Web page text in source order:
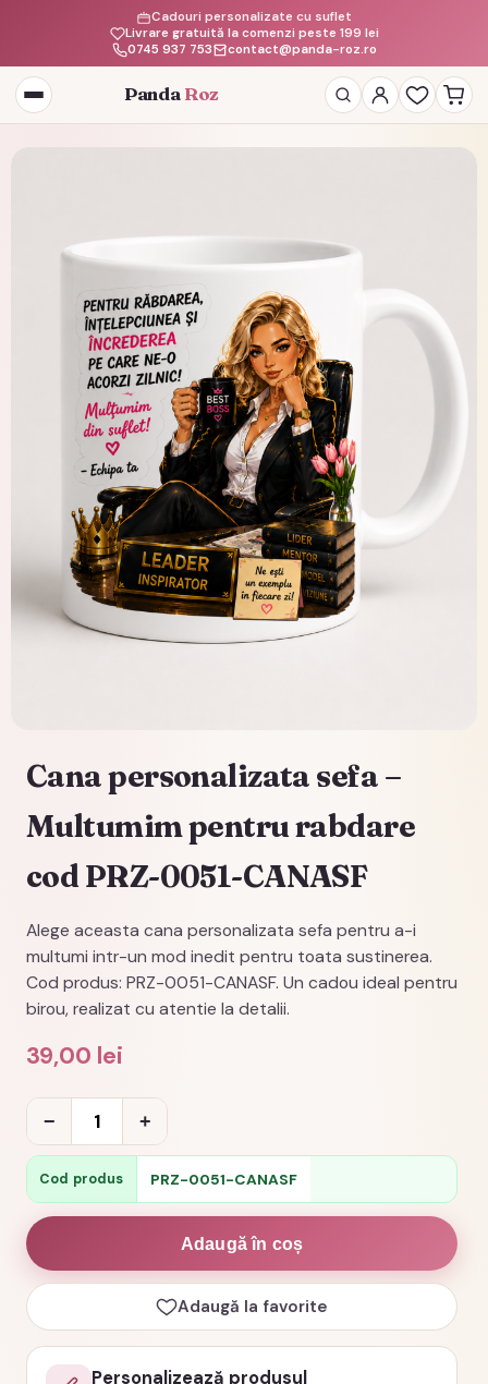
Livrare gratuită la comenzi peste 199 lei
Cadouri personalizate cu suflet
0745 937 753
contact@panda-roz.ro
Deschide
meniul
Panda Roz
Cana personalizata sefa –
Multumim pentru rabdare
cod PRZ-0051-CANASF
Alege aceasta cana personalizata sefa pentru a-i
multumi intr-un mod inedit pentru toata sustinerea.
Cod produs: PRZ-0051-CANASF. Un cadou ideal pentru
birou, realizat cu atentie la detalii.
39,00 lei
−
Cantitate
Cana
personalizata
sefa
-
Multumim
pentru
rabdare
cod
+
Cod produs PRZ-0051-CANASF
Adaugă în coș
Adaugă la favorite
Personalizează produsul